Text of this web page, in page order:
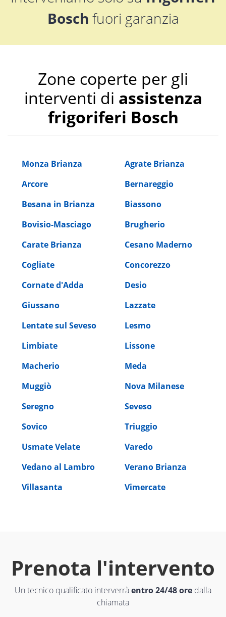
Bosch fuori garanzia
Zone coperte per gli
interventi di assistenza
frigoriferi Bosch
Monza Brianza
Agrate Brianza
Arcore
Bernareggio
Besana in Brianza
Biassono
Bovisio-Masciago
Brugherio
Carate Brianza
Cesano Maderno
Cogliate
Concorezzo
Cornate d'Adda
Desio
Giussano
Lazzate
Lentate sul Seveso
Lesmo
Limbiate
Lissone
Macherio
Meda
Muggiò
Nova Milanese
Seregno
Seveso
Sovico
Triuggio
Usmate Velate
Varedo
Vedano al Lambro
Verano Brianza
Villasanta
Vimercate
Prenota l'intervento
Un tecnico qualificato interverràentro 24/48 ore dalla
chiamata